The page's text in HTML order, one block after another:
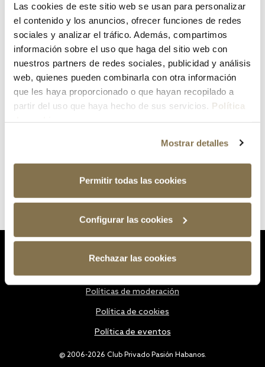
Las cookies de este sitio web se usan para personalizar
el contenido y los anuncios, ofrecer funciones de redes
sociales y analizar el tráfico. Además, compartimos
información sobre el uso que haga del sitio web con
nuestros partners de redes sociales, publicidad y análisis
web, quienes pueden combinarla con otra información
que les haya proporcionado o que hayan recopilado a
partir del uso que haya hecho de sus servicios. Política
Mostrar detalles
Permitir todas las cookies
Configurar las cookies
Rechazar las cookies
¿Has olvidado tu contraseña?
@ 2006-2026 Club Privado Pasión Habanos.
Políticas de moderación
Política de cookies
Política de eventos